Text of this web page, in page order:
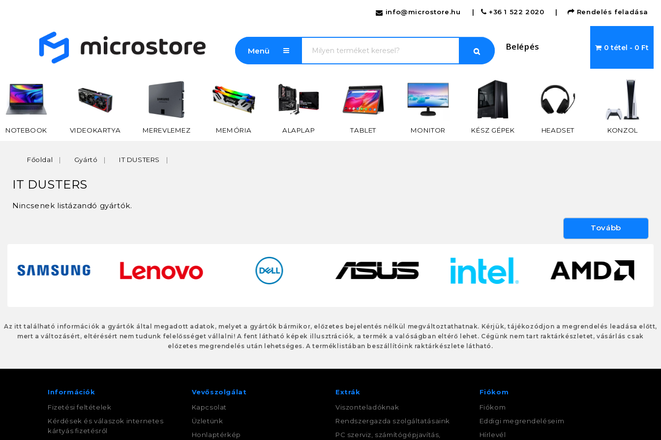
info@microstore.hu | +36 1 522 2020 | Rendelés feladása
Menü Belépés 0 tétel - 0 Ft
NOTEBOOK VIDEOKARTYA MEREVLEMEZ MEMÓRIA ALAPLAP TABLET MONITOR KÉSZ GÉPEK HEADSET KONZOL
Főoldal Gyártó IT DUSTERS
IT DUSTERS
Nincsenek listázandó gyártók.
Tovább
Az itt található információk a gyártók által megadott adatok, melyet a gyártók bármikor, előzetes bejelentés nélkül megváltoztathatnak. Kérjük, tájékozódjon a megrendelés leadása előtt,
mert a változásért, eltérésért nem tudunk felelősséget vállalni! A fent látható képek illusztrációk, a termék a valóságban eltérő lehet. Cégünk nem tart raktárkészletet, vásárlás csak
előzetes megrendelés után lehetséges. A terméklistában beszállítóink raktárkészlete látható.
Információk
Fizetési feltételek
Kérdések és válaszok internetes
kártyás fizetésről
Vevőszolgálat
Kapcsolat
Üzletünk
Honlaptérkép
Extrák
Viszonteladóknak
Rendszergazda szolgáltatásaink
PC szerviz, számítógépjavítás,
Fiókom
Fiókom
Eddigi megrendeléseim
Hírlevél